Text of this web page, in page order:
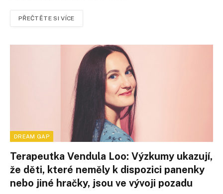
PŘEČTĚTE SI VÍCE
DREAM GAP
Terapeutka Vendula Loo: Výzkumy ukazují,
že děti, které neměly k dispozici panenky
nebo jiné hračky, jsou ve vývoji pozadu